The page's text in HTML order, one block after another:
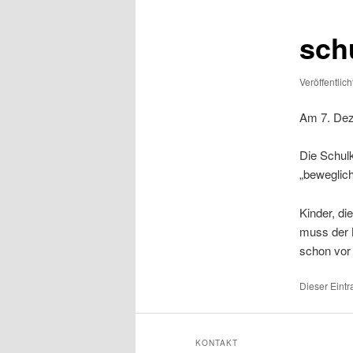
Am 7.
Die
Kinder,
muss der
schon vor
Dieser
KONTAKT